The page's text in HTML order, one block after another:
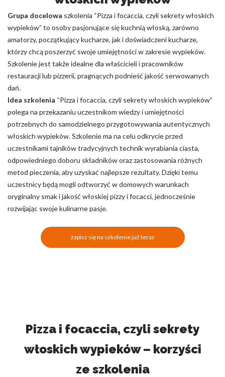
Grupa docelowa szkolenia “Pizza i focaccia, czyli sekrety włoskich
wypieków” to osoby pasjonujące się kuchnią włoską, zarówno
amatorzy, początkujący kucharze, jak i doświadczeni kucharze,
którzy chcą poszerzyć swoje umiejętności w zakresie wypieków.
Szkolenie jest także idealne dla właścicieli i pracowników
restauracji lub pizzerii, pragnących podnieść jakość serwowanych
dań.
Idea szkolenia “Pizza i focaccia, czyli sekrety włoskich wypieków”
polega na przekazaniu uczestnikom wiedzy i umiejętności
potrzebnych do samodzielnego przygotowywania autentycznych
włoskich wypieków. Szkolenie ma na celu odkrycie przed
uczestnikami tajników tradycyjnych technik wyrabiania ciasta,
odpowiedniego doboru składników oraz zastosowania różnych
metod pieczenia, aby uzyskać najlepsze rezultaty. Dzięki temu
uczestnicy będą mogli odtworzyć w domowych warunkach
oryginalny smak i jakość włoskiej pizzy i focacci, jednocześnie
rozwijając swoje kulinarne pasje.
zapisz się na szkolenie już teraz
Pizza i focaccia, czyli sekrety
włoskich wypieków – korzyści
ze szkolenia